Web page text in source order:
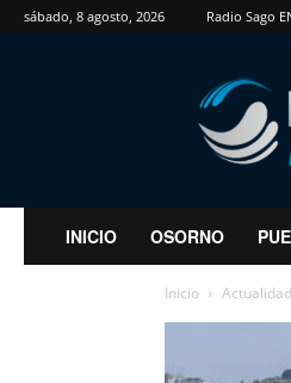
sábado, 8 agosto, 2026 Radio Sago
INICIO OSORNO
Inicio Actualidad